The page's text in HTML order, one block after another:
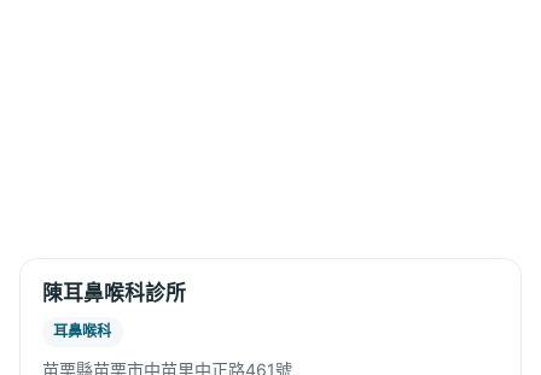
陳耳鼻喉科診所
耳鼻喉科
苗栗縣苗栗市中苗里中正路461號